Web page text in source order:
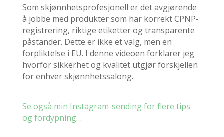
Som skjønnhetsprofesjonell er det avgjørende
å jobbe med produkter som har korrekt CPNP-
registrering, riktige etiketter og transparente
påstander. Dette er ikke et valg, men en
forpliktelse i EU. I denne videoen forklarer jeg
hvorfor sikkerhet og kvalitet utgjør forskjellen
for enhver skjønnhetssalong.
Se også min Instagram-sending for flere tips
og fordypning…